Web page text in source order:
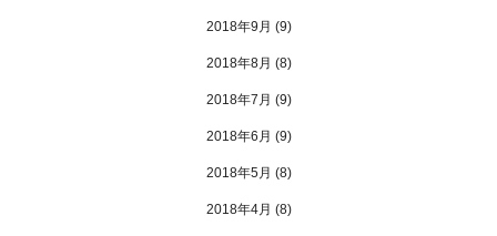
2018年9月 (9)
2018年8月 (8)
2018年7月 (9)
2018年6月 (9)
2018年5月 (8)
2018年4月 (8)